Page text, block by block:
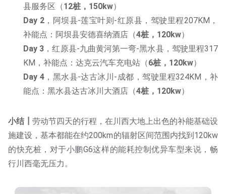
县服务区（12桩，150kw）
Day 2，阿坝县-莲宝叶则-红原县，驾驶里程207KM，
补能点：阿坝县安德喜纳酒店（4桩，120kw）
Day 3 ，红原县-九曲黄河第一弯-黑水县，驾驶里程317
KM，补能点：达克云汽车充电站（6桩，120kw）
Day 4，黑水县-达古冰川-成都，驾驶里程324KM，补
能点：黑水县达古冰川大酒店（4桩，120kw）
小结┃ 劳动节四天的行程，在川西大地上出色的补能基础设
施建设，基本都能在约200km的辐射区间范围内找到120kw
的快充桩，对于小鹏G6这样的能耗控制优异车型来说，畅
行川西毫无压力。